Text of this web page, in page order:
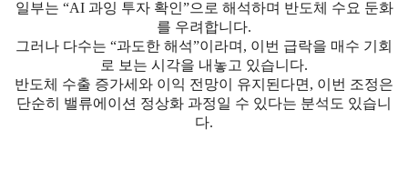
일부는 “AI 과잉 투자 확인”으로 해석하며 반도체 수요 둔화
를 우려합니다.
그러나 다수는 “과도한 해석”이라며, 이번 급락을 매수 기회
로 보는 시각을 내놓고 있습니다.
반도체 수출 증가세와 이익 전망이 유지된다면, 이번 조정은
단순히 밸류에이션 정상화 과정일 수 있다는 분석도 있습니
다.